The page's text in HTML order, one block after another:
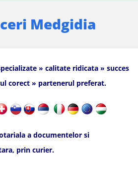
Medgidia
» calitate ridicata » succes
corect » partenerul preferat.
a documentelor si
prin curier.